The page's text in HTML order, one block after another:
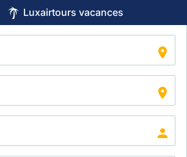
Luxairtours vacances